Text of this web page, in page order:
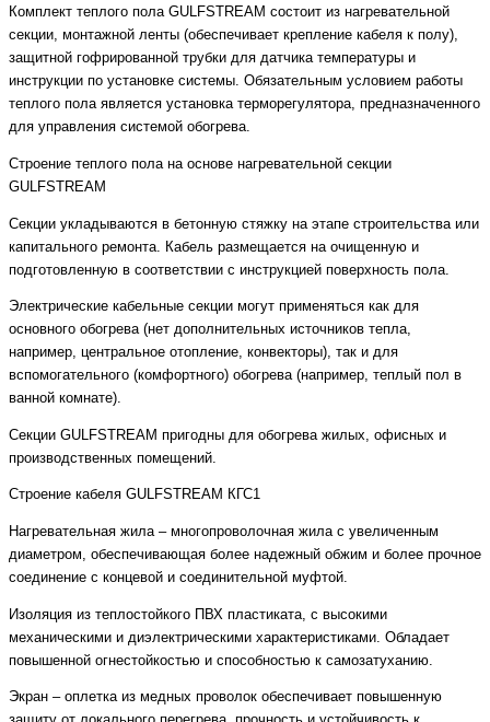
Комплект теплого пола GULFSTREAM состоит из нагревательной
секции, монтажной ленты (обеспечивает крепление кабеля к полу),
защитной гофрированной трубки для датчика температуры и
инструкции по установке системы. Обязательным условием работы
теплого пола является установка терморегулятора, предназначенного
для управления системой обогрева.
Строение теплого пола на основе нагревательной секции
GULFSTREAM
Секции укладываются в бетонную стяжку на этапе строительства или
капитального ремонта. Кабель размещается на очищенную и
подготовленную в соответствии с инструкцией поверхность пола.
Электрические кабельные секции могут применяться как для
основного обогрева (нет дополнительных источников тепла,
например, центральное отопление, конвекторы), так и для
вспомогательного (комфортного) обогрева (например, теплый пол в
ванной комнате).
Секции GULFSTREAM пригодны для обогрева жилых, офисных и
производственных помещений.
Строение кабеля GULFSTREAM КГС1
Нагревательная жила – многопроволочная жила с увеличенным
диаметром, обеспечивающая более надежный обжим и более прочное
соединение с концевой и соединительной муфтой.
Изоляция из теплостойкого ПВХ пластиката, с высокими
механическими и диэлектрическими характеристиками. Обладает
повышенной огнестойкостью и способностью к самозатуханию.
Экран – оплетка из медных проволок обеспечивает повышенную